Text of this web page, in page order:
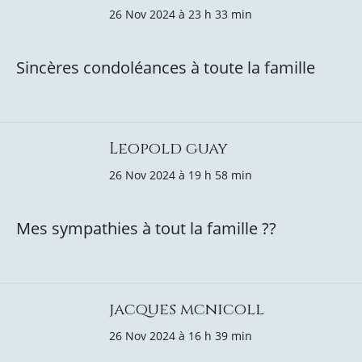
26 Nov 2024 à 23 h 33 min
Sincères condoléances à toute la famille
Leopold guay
26 Nov 2024 à 19 h 58 min
Mes sympathies à tout la famille ??
jacques mcnicoll
26 Nov 2024 à 16 h 39 min